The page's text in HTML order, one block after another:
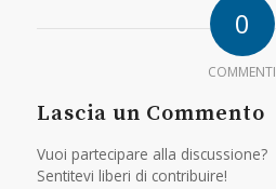
0
COMMENTI
Lascia un Commento
Vuoi partecipare alla discussione?
Sentitevi liberi di contribuire!